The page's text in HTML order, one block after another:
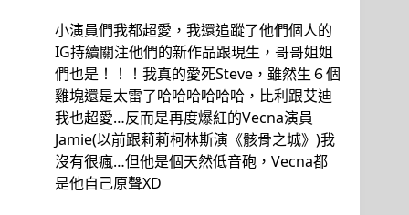
小演員們我都超愛，我還追蹤了他們個人的
IG持續關注他們的新作品跟現生，哥哥姐姐
們也是！！！我真的愛死Steve，雖然生６個
雞塊還是太雷了哈哈哈哈哈哈，比利跟艾迪
我也超愛…反而是再度爆紅的Vecna演員
Jamie(以前跟莉莉柯林斯演《骸骨之城》)我
沒有很瘋…但他是個天然低音砲，Vecna都
是他自己原聲XD